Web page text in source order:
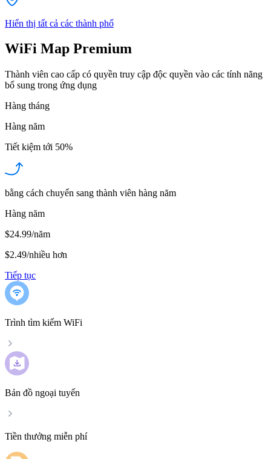
Hiển thị tất cả các thành phố
WiFi Map Premium
Thành viên cao cấp có quyền truy cập độc quyền vào các tính năng
bổ sung trong ứng dụng
Hàng tháng
Hàng năm
Tiết kiệm tới 50%
bằng cách chuyển sang thành viên hàng năm
Hàng năm
$24.99/năm
$2.49/nhiều hơn
Tiếp tục
Trình tìm kiếm WiFi
Bản đồ ngoại tuyến
Tiền thưởng miễn phí